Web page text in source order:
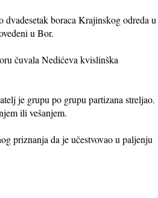
boraca Krajinskog odreda u
u Bor.
čuvala Nedićeva kvislinška
je grupu po grupu partizana streljao.
ili vešanjem.
priznanja da je učestvovao u paljenju